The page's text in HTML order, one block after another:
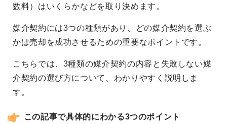
数料）はいくらかなどを取り決めます。
媒介契約には3つの種類があり、どの媒介契約を選ぶ
かは売却を成功させるための重要なポイントです。
こちらでは、3種類の媒介契約の内容と失敗しない媒
介契約の選び方について、わかりやすく説明しま
す。
この記事で具体的にわかる3つのポイント